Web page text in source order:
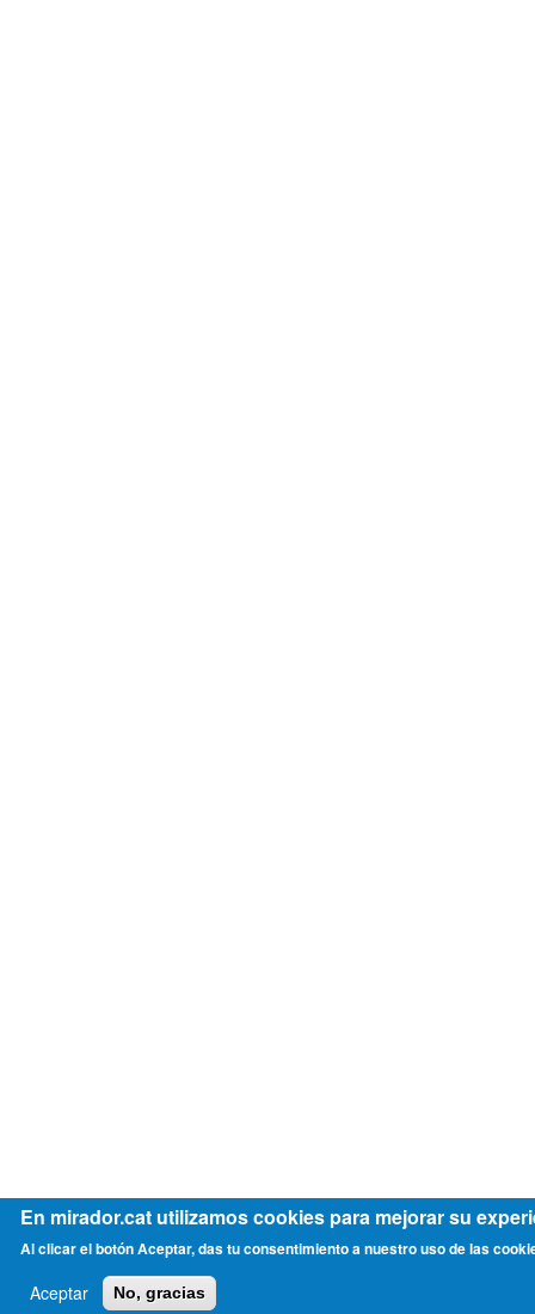
En mirador.cat utilizamos cookies para mejorar su
Al clicar el botón Aceptar, das tu consentimiento a nuestro uso de las
Aceptar No, gracias